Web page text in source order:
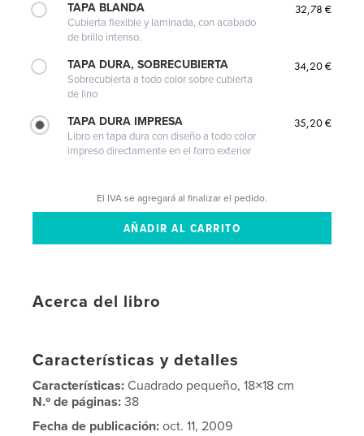
TAPA BLANDA
Cubierta flexible y laminada, con acabado
de brillo intenso.
32,78 €
TAPA DURA, SOBRECUBIERTA
Sobrecubierta a todo color sobre cubierta
de lino
34,20 €
TAPA DURA IMPRESA
Libro en tapa dura con diseño a todo color
impreso directamente en el forro exterior
35,20 €
El IVA se agregará al finalizar el pedido.
Acerca del libro
Características y detalles
Características:Cuadrado pequeño, 18×18 cm
N.º de páginas:38
Fecha de publicación: oct. 11, 2009